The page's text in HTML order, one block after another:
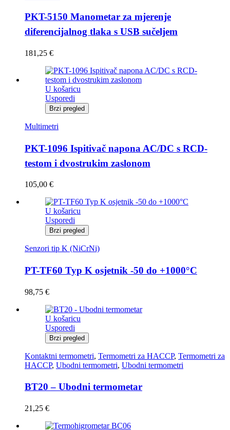
PKT-5150 Manometar za mjerenje
diferencijalnog tlaka s USB sučeljem
181,25 €
U košaricu
Usporedi
Brzi pregled
Multimetri
PKT-1096 Ispitivač napona AC/DC s RCD-
testom i dvostrukim zaslonom
105,00 €
U košaricu
Usporedi
Brzi pregled
Senzori tip K (NiCrNi)
PT-TF60 Typ K osjetnik -50 do +1000°C
98,75 €
U košaricu
Usporedi
Brzi pregled
Kontaktni termometri, Termometri za HACCP, Termometri za
HACCP, Ubodni termometri, Ubodni termometri
BT20 – Ubodni termometar
21,25 €